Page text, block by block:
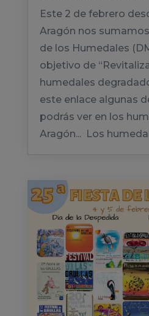
Este 2 de febrero
Aragón nos
de los Humedales
objetivo de
humedales
este enlace algunas
podrás ver en los
Aragón... Los